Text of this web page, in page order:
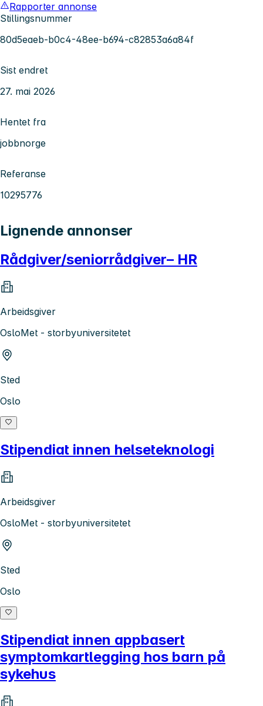
Rapporter annonse
Stillingsnummer
80d5eaeb-b0c4-48ee-b694-c82853a6a84f
Sist endret
27. mai 2026
Hentet fra
jobbnorge
Referanse
10295776
Lignende annonser
Rådgiver/seniorrådgiver– HR
Arbeidsgiver
OsloMet - storbyuniversitetet
Sted
Oslo
Stipendiat innen helseteknologi
Arbeidsgiver
OsloMet - storbyuniversitetet
Sted
Oslo
Stipendiat innen appbasert
symptomkartlegging hos barn på
sykehus